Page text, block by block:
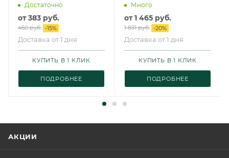
Достаточно
от383 руб.
450 руб. -15%
Доставка от 1 дня
ПОДРОБНЕЕ
КУПИТЬ В 1 КЛИК
Много
от1 465 руб.
1 831 руб. -20%
Доставка от 1 дня
ПОДРОБНЕЕ
КУПИТЬ В 1 КЛИК
АКЦИИ